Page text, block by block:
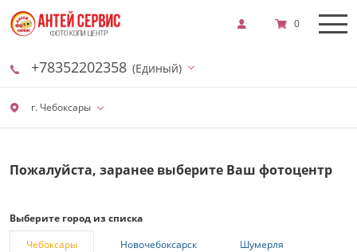
г. Чебоксары
+78352202358 (Единый)
0
Пожалуйста, заранее выберите Ваш фотоцентр
Выберите город из списка
Чебоксары
Новочебоксарск Шумерля